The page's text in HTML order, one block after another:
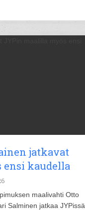
jatkavat
ensi kaudella
maalivahti Otto
Salminen jatkaa JYPissä